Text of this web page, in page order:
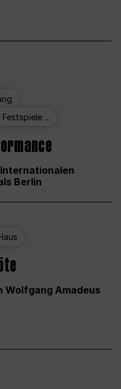
...
Internationalen
Berlin
Wolfgang Amadeus